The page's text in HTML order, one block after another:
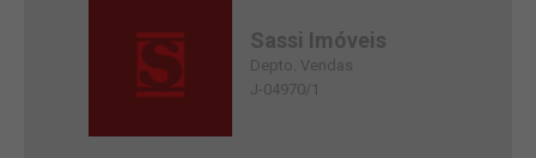
Sassi Imóveis
Depto. Vendas
J-04970/1